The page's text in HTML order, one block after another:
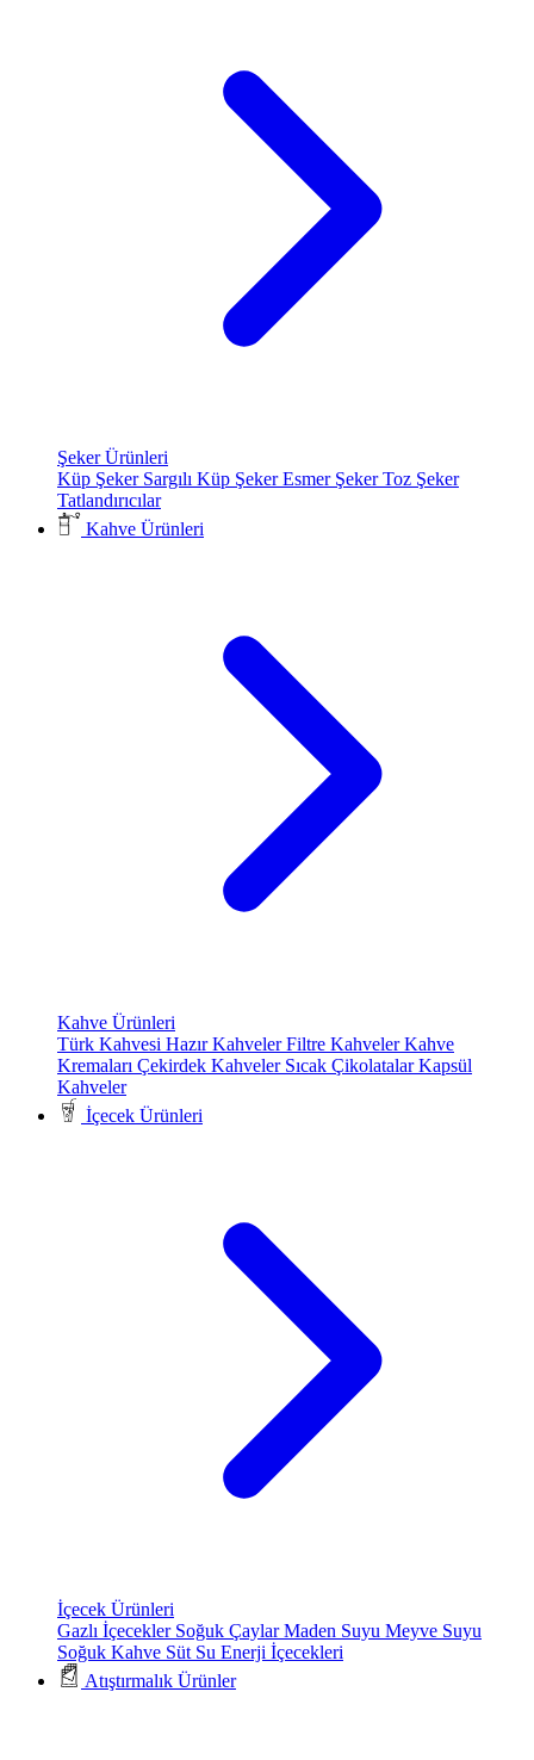
Şeker Ürünleri
Küp Şeker Sargılı Küp ŞekerEsmer ŞekerToz Şeker
Tatlandırıcılar
Kahve Ürünleri
Kahve Ürünleri
Türk Kahvesi Hazır KahvelerFiltre KahvelerKahve
Kremaları Çekirdek Kahveler Sıcak ÇikolatalarKapsül
Kahveler
İçecek Ürünleri
İçecek Ürünleri
Gazlı İçecekler Soğuk ÇaylarMaden Suyu Meyve Suyu
Soğuk Kahve Süt Su Enerji İçecekleri
Atıştırmalık Ürünler